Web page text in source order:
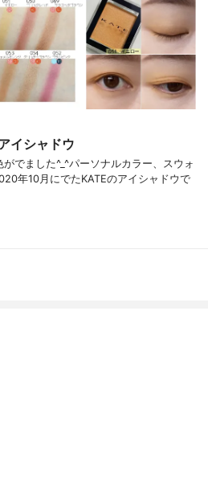
イシャドウ
でました^_^パーソナルカラー、スウォ
年10月にでたKATEのアイシャドウで